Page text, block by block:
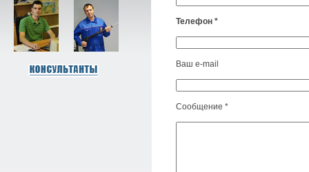
Телефон *
Ваш e-mail
Сообщение *